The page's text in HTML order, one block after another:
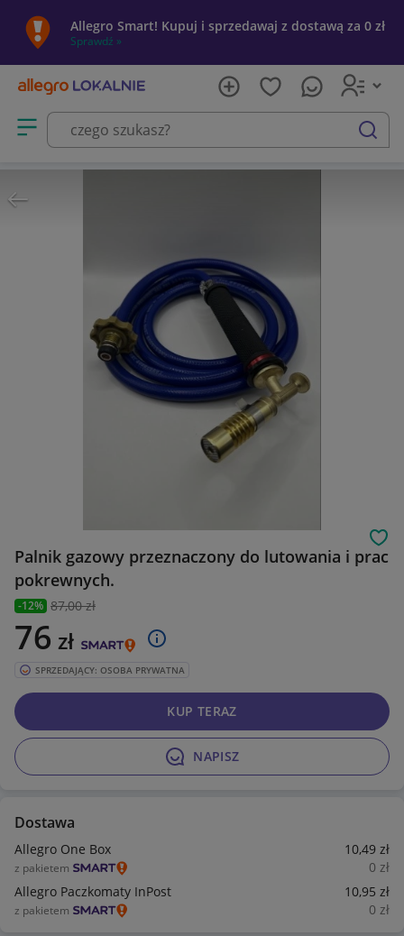
Allegro Smart! Kupuj i sprzedawaj z dostawą za 0 zł
Sprawdź »
Otwórz menu z kategoriami
szukaj
Palnik gazowy przeznaczony do lutowania i prac
pokrewnych.
-12% 87,00 zł
76 zł
SPRZEDAJĄCY: OSOBA PRYWATNA
NAPISZ
KUP TERAZ
Dostawa
Allegro One Box 10,49 zł
z pakietem 0 zł
Allegro Paczkomaty InPost
10,95 zł
z pakietem 0 zł